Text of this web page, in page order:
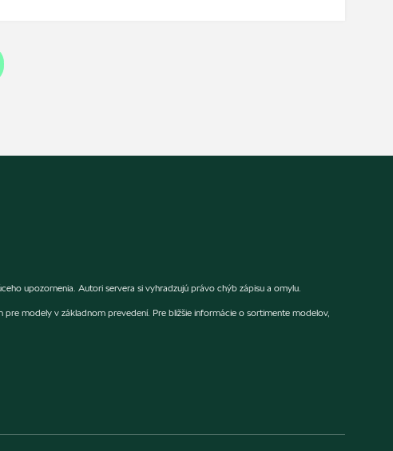
upozornenia. Autori servera si vyhradzujú právo chýb zápisu a omylu.
modely v základnom prevedení. Pre bližšie informácie o sortimente modelov,